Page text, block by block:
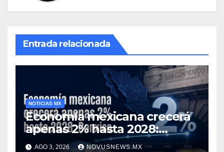
Entrada relacionada
NOTICIAS MX
Economía mexicana crecerá
apenas 2% hasta 2028:
Banxico
AGO 3, 2026 NOVUSNEWS.MX